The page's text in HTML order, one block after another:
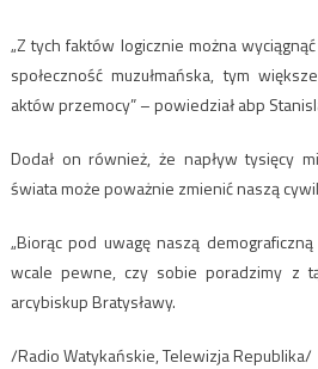
„Z tych faktów logicznie można
społeczność muzułmańska, tym
aktów przemocy” – powiedział abp
Dodał on również, że napływ tysięcy
świata może poważnie zmienić naszą
„Biorąc pod uwagę naszą
wcale pewne, czy sobie poradzimy z
arcybiskup Bratysławy.
/Radio Watykańskie, Telewizja Republika/